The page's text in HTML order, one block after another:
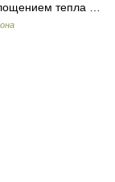
тепла …